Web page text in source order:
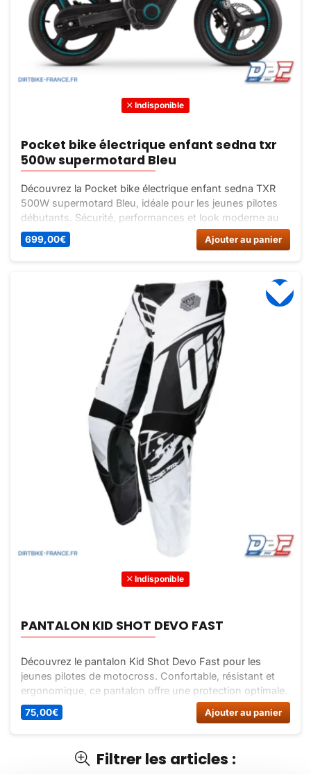
Filtrer les articles :
Indisponible
Pocket bike électrique enfant sedna txr
500w supermotard Bleu
Découvrez la Pocket bike électrique enfant sedna TXR
500W supermotard Bleu, idéale pour les jeunes pilotes
débutants. Sécurité, performances et look moderne au
rendez-vous !
699,00€ Ajouter au panier
Indisponible
PANTALON KID SHOT DEVO FAST
Découvrez le pantalon Kid Shot Devo Fast pour les
jeunes pilotes de motocross. Confortable, résistant et
ergonomique, ce pantalon offre une protection optimale.
Achetez-le dès maintenant sur Dirt Bike France !
75,00€ Ajouter au panier